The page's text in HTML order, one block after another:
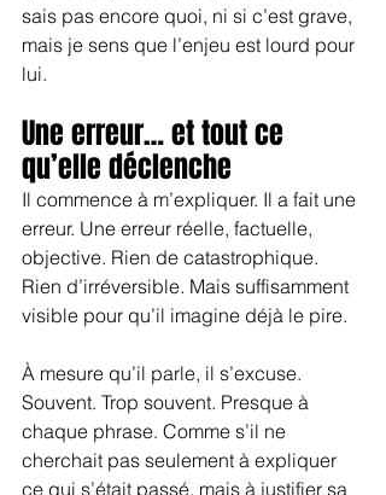
sais pas encore quoi, ni si c’est grave,
mais je sens que l’enjeu est lourd pour
lui.
Une erreur… et tout ce
qu’elle déclenche
Il commence à m’expliquer. Il a fait une
erreur. Une erreur réelle, factuelle,
objective. Rien de catastrophique.
Rien d’irréversible. Mais suffisamment
visible pour qu’il imagine déjà le pire.
À mesure qu’il parle, il s’excuse.
Souvent. Trop souvent. Presque à
chaque phrase. Comme s’il ne
cherchait pas seulement à expliquer
ce qui s’était passé, mais à justifier sa